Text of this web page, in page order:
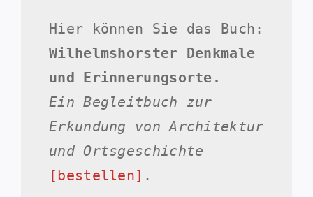
Hier können Sie das Buch:
Wilhelmshorster Denkmale
und Erinnerungsorte.
Ein Begleitbuch zur
Erkundung von Architektur
und Ortsgeschichte
[bestellen] .